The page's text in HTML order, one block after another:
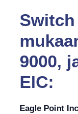
9000,
EIC:
Eagle Point